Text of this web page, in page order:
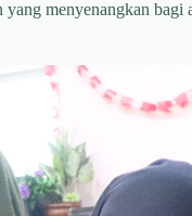
menyenangkan